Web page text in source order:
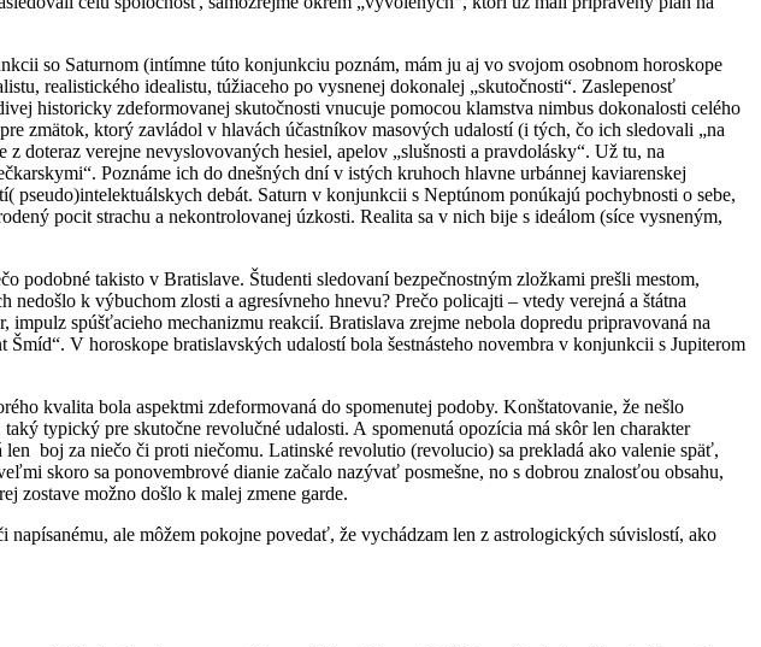
so Saturnom (intímne túto konjunkciu poznám, mám ju aj vo svojom osobnom horoskope
realistického idealistu, túžiaceho po vysnenej dokonalej „skutočnosti“. Zaslepenosť
historicky zdeformovanej skutočnosti vnucuje pomocou klamstva nimbus dokonalosti celého
zmätok, ktorý zavládol v hlavách účastníkov masových udalostí (i tých, čo ich sledovali „na
doteraz verejne nevyslovovaných hesiel, apelov „slušnosti a pravdolásky“. Už tu, na
Poznáme ich do dnešných dní v istých kruhoch hlavne urbánnej kaviarenskej
debát. Saturn v konjunkcii s Neptúnom ponúkajú pochybnosti o sebe,
pocit strachu a nekontrolovanej úzkosti. Realita sa v nich bije s ideálom (síce vysneným,
podobné takisto v Bratislave. Študenti sledovaní bezpečnostným zložkami prešli mestom,
k výbuchom zlosti a agresívneho hnevu? Prečo policajti – vtedy verejná a štátna
spúšťacieho mechanizmu reakcií. Bratislava zrejme nebola dopredu pripravovaná na
V horoskope bratislavských udalostí bola šestnásteho novembra v konjunkcii s Jupiterom
kvalita bola aspektmi zdeformovaná do spomenutej podoby. Konštatovanie, že nešlo
typický pre skutočne revolučné udalosti. A spomenutá opozícia má skôr len charakter
boj za niečo či proti niečomu. Latinské revolutio (revolucio) sa prekladá ako valenie späť,
skoro sa ponovembrové dianie začalo nazývať posmešne, no s dobrou znalosťou obsahu,
zostave možno došlo k malej zmene garde.
ale môžem pokojne povedať, že vychádzam len z astrologických súvislostí, ako